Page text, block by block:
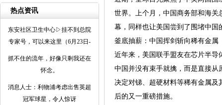
热点资讯
东安社区卫生中心▷挂不到总院
专家号，可以来这里（6月23日-
抓不住的流年，好像只剩我还在
怀念。
消息人士：利物浦考虑出售英超
冠军球星，令人惊讶
世界。上个月，中国商务部和海
幕，同样也让美国尝到了围堵中国
釜底抽薪：中国挥剑斩向稀有金属
近年来，美国联手盟友在芯片半
中国并没有束手就擒，而是直接
决定对锑、超硬材料等稀有金属及
后的又一重磅措施。